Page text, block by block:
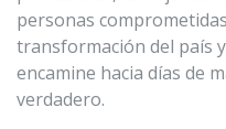
personas
transformación del país
encamine hacia días de
verdadero.